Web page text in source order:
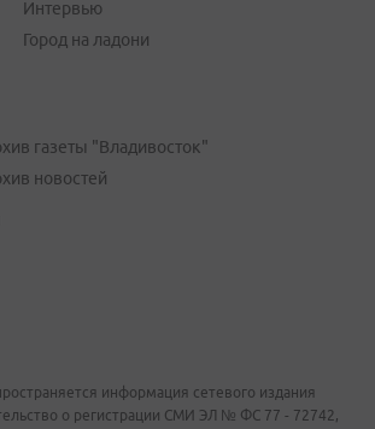
Интервью
Город на ладони
газеты "Владивосток"
новостей
информация сетевого издания
о регистрации СМИ ЭЛ № ФС 77 - 72742,